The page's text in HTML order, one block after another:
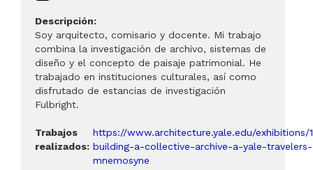
Descripción:
Soy arquitecto, comisario y docente. Mi trabajo
combina la investigación de archivo, sistemas de
diseño y el concepto de paisaje patrimonial. He
trabajado en instituciones culturales, así como
disfrutado de estancias de investigación
Fulbright.
Trabajos
realizados:
https://www.architecture.yale.edu/exhibitions/
building-a-collective-archive-a-yale-travelers-
mnemosyne